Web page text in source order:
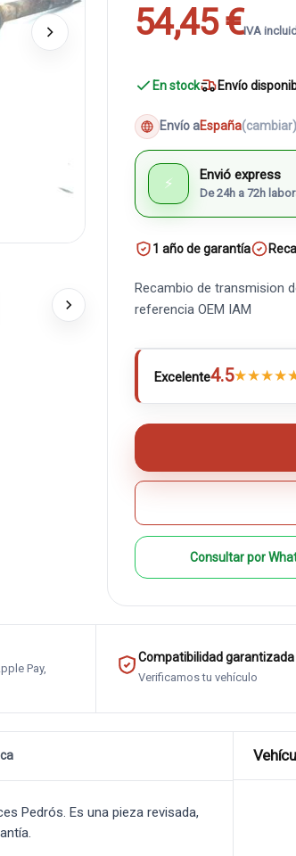
54,45 €IVA
En stock Envío
Envío aEspaña(cambiar)
⚡ Envió express
De 24h a 72h
1 año de garantía
Recambio de transmision
referencia OEM IAM
Excelente4.5★★★★
Consultar por
Pay,
Compatibilidad garantizada
Verificamos tu vehículo
Pedrós. Es una pieza revisada,